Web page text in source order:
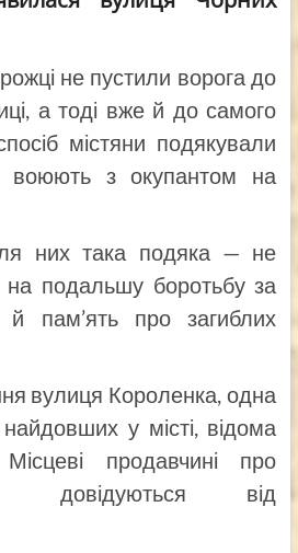
не пустили ворога до
а тоді вже й до самого
містяни подякували
воюють з окупантом на
них така подяка — не
подальшу боротьбу за
й пам’ять про загиблих
вулиця Короленка, одна
найдовших у місті, відома
продавчині про
довідуються від